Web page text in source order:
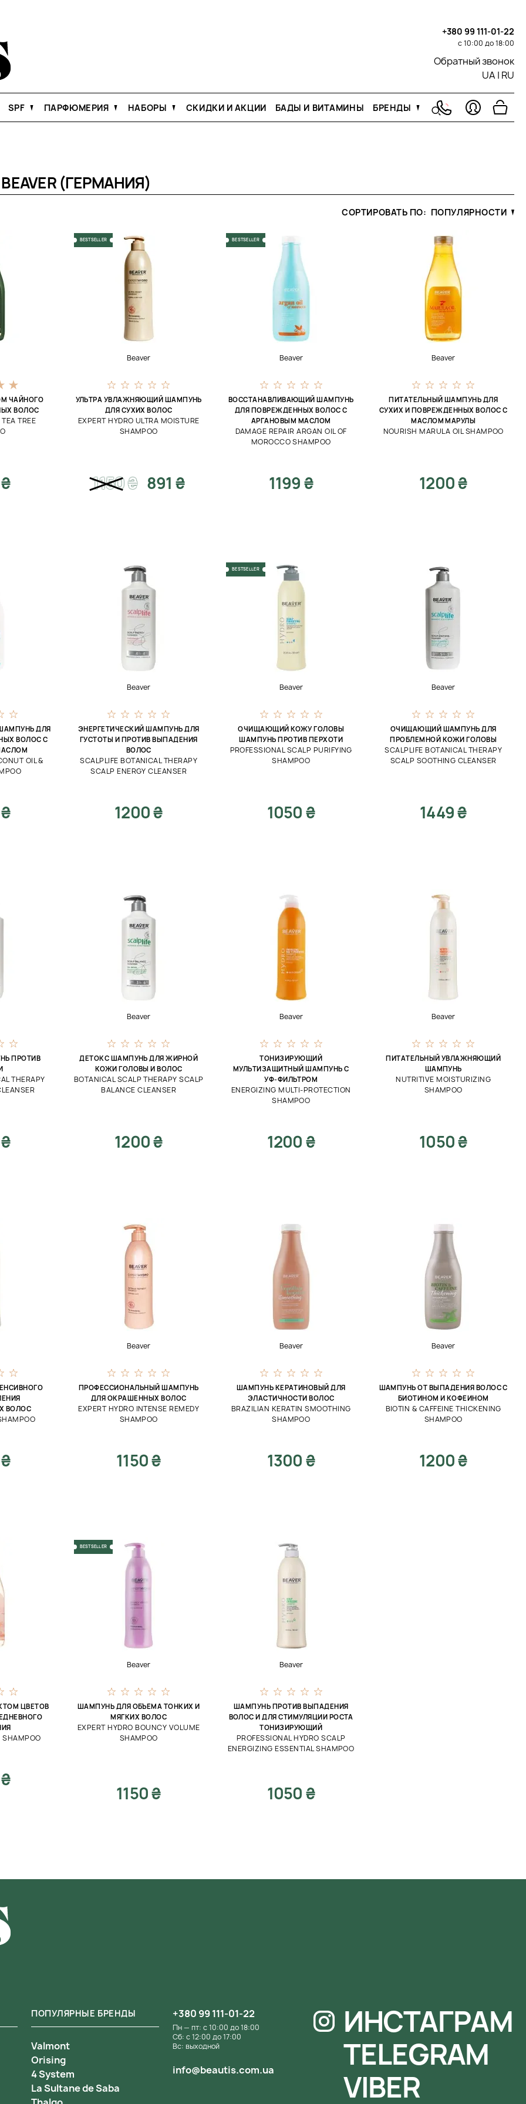
+380 99 111-01-22
с 10:00 до 18:00
Обратный звонок
UA | RU
SPF ПАРФЮМЕРИЯ НАБОРЫ СКИДКИ И АКЦИИ БАДЫ И ВИТАМИНЫ БРЕНДЫ
(ГЕРМАНИЯ)
СОРТИРОВАТЬ ПО: ПОПУЛЯРНОСТИ
ЧАЙНОГО
ВОЛОС
TREE
BESTSELLER
Beaver
УЛЬТРА УВЛАЖНЯЮЩИЙ ШАМПУНЬ
ДЛЯ СУХИХ ВОЛОС
EXPERT HYDRO ULTRA MOISTURE
SHAMPOO
1150₴ 891 ₴
BESTSELLER
Beaver
ВОССТАНАВЛИВАЮЩИЙ ШАМПУНЬ
ДЛЯ ПОВРЕЖДЕННЫХ ВОЛОС С
АРГАНОВЫМ МАСЛОМ
DAMAGE REPAIR ARGAN OIL OF
MOROCCO SHAMPOO
1199 ₴
Beaver
ПИТАТЕЛЬНЫЙ ШАМПУНЬ ДЛЯ
СУХИХ И ПОВРЕЖДЕННЫХ ВОЛОС С
МАСЛОМ МАРУЛЫ
NOURISH MARULA OIL SHAMPOO
1200 ₴
ДЛЯ
ВОЛОС С
OIL &
Beaver
ЭНЕРГЕТИЧЕСКИЙ ШАМПУНЬ ДЛЯ
ГУСТОТЫ И ПРОТИВ ВЫПАДЕНИЯ
ВОЛОС
SCALPLIFE BOTANICAL THERAPY
SCALP ENERGY CLEANSER
1200 ₴
BESTSELLER
Beaver
ОЧИЩАЮЩИЙ КОЖУ ГОЛОВЫ
ШАМПУНЬ ПРОТИВ ПЕРХОТИ
PROFESSIONAL SCALP PURIFYING
SHAMPOO
1050 ₴
Beaver
ОЧИЩАЮЩИЙ ШАМПУНЬ ДЛЯ
ПРОБЛЕМНОЙ КОЖИ ГОЛОВЫ
SCALPLIFE BOTANICAL THERAPY
SCALP SOOTHING CLEANSER
1449 ₴
ПРОТИВ
THERAPY
Beaver
ДЕТОКС ШАМПУНЬ ДЛЯ ЖИРНОЙ
КОЖИ ГОЛОВЫ И ВОЛОС
BOTANICAL SCALP THERAPY SCALP
BALANCE CLEANSER
1200 ₴
Beaver
ТОНИЗИРУЮЩИЙ
МУЛЬТИЗАЩИТНЫЙ ШАМПУНЬ С
УФ-ФИЛЬТРОМ
ENERGIZING MULTI-PROTECTION
SHAMPOO
1200 ₴
Beaver
ПИТАТЕЛЬНЫЙ УВЛАЖНЯЮЩИЙ
ШАМПУНЬ
NUTRITIVE MOISTURIZING
SHAMPOO
1050 ₴
ВОЛОС
Beaver
ПРОФЕССИОНАЛЬНЫЙ ШАМПУНЬ
ДЛЯ ОКРАШЕННЫХ ВОЛОС
EXPERT HYDRO INTENSE REMEDY
SHAMPOO
1150 ₴
Beaver
ШАМПУНЬ КЕРАТИНОВЫЙ ДЛЯ
ЭЛАСТИЧНОСТИ ВОЛОС
BRAZILIAN KERATIN SMOOTHING
SHAMPOO
1300 ₴
Beaver
ШАМПУНЬ ОТ ВЫПАДЕНИЯ ВОЛОС С
БИОТИНОМ И КОФЕИНОМ
BIOTIN & CAFFEINE THICKENING
SHAMPOO
1200 ₴
ЦВЕТОВ
SHAMPOO
BESTSELLER
Beaver
ШАМПУНЬ ДЛЯ ОБЪЕМА ТОНКИХ И
МЯГКИХ ВОЛОС
EXPERT HYDRO BOUNCY VOLUME
SHAMPOO
1150 ₴
Beaver
ШАМПУНЬ ПРОТИВ ВЫПАДЕНИЯ
ВОЛОС И ДЛЯ СТИМУЛЯЦИИ РОСТА
ТОНИЗИРУЮЩИЙ
PROFESSIONAL HYDRO SCALP
ENERGIZING ESSENTIAL SHAMPOO
1050 ₴
ПОПУЛЯРНЫЕ БРЕНДЫ
Valmont
Orising
4 System
La Sultane de Saba
+380 99 111-01-22
Пн — пт: с 10:00 до 18:00
Сб: с 12:00 до 17:00
Вс: выходной
info@beautis.com.ua
ИНСТАГРАМ
TELEGRAM
VIBER